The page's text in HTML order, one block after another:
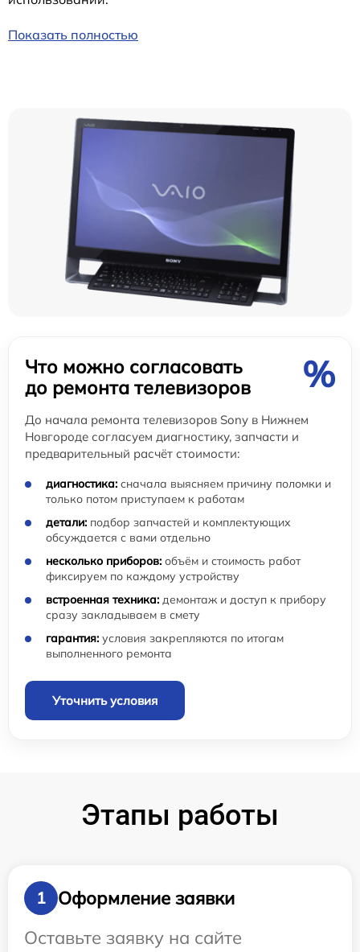
Показать полностью
Что можно согласовать
до ремонта телевизоров
%
До начала ремонта телевизоров Sony в Нижнем
Новгороде согласуем диагностику, запчасти и
предварительный расчёт стоимости:
диагностика: сначала выясняем причину поломки и
только потом приступаем к работам
детали: подбор запчастей и комплектующих
обсуждается с вами отдельно
несколько приборов: объём и стоимость работ
фиксируем по каждому устройству
встроенная техника: демонтаж и доступ к прибору
сразу закладываем в смету
гарантия: условия закрепляются по итогам
выполненного ремонта
Уточнить условия
Этапы работы
1
Оформление заявки
Оставьте заявку на сайте